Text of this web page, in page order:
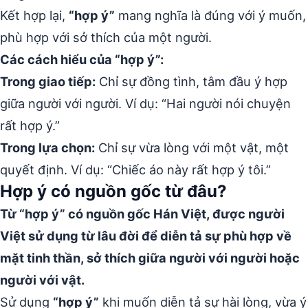
Kết hợp lại, “hợp ý” mang nghĩa là đúng với ý muốn,
phù hợp với sở thích của một người.
Các cách hiểu của “hợp ý”:
Trong giao tiếp: Chỉ sự đồng tình, tâm đầu ý hợp
giữa người với người. Ví dụ: “Hai người nói chuyện
rất hợp ý.”
Trong lựa chọn: Chỉ sự vừa lòng với một vật, một
quyết định. Ví dụ: “Chiếc áo này rất hợp ý tôi.”
Hợp ý có nguồn gốc từ đâu?
Từ “hợp ý” có nguồn gốc Hán Việt, được người
Việt sử dụng từ lâu đời để diễn tả sự phù hợp về
mặt tinh thần, sở thích giữa người với người hoặc
người với vật.
Sử dụng “hợp ý” khi muốn diễn tả sự hài lòng, vừa ý